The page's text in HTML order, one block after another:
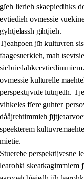
gïeh lierieh skaepiedihks
evtiedieh ovmessie
gyhtjelassh gihtjieh.
Tjeahpoen jïh kultuvren
faagesuerkieh, mah
ovmessie kulturelle
perspektijvide lutnjedh.
vihkeles fïere guhten
dååjrehtimmieh
speekterem
mietie.
Stuerebe perspektijvesne
learohki skearkagimmiem